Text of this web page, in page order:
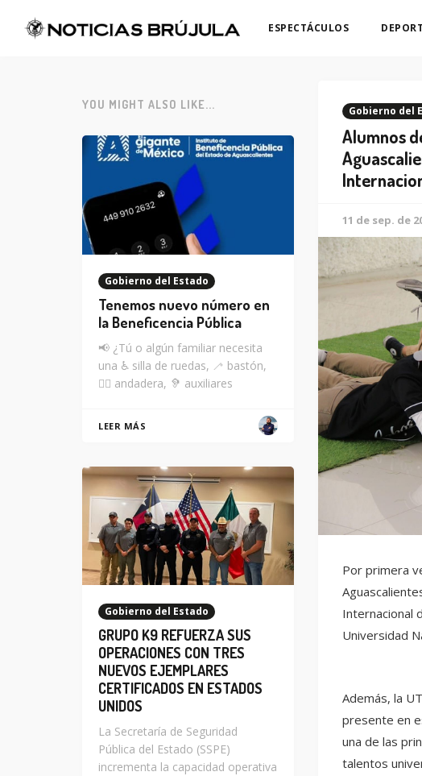
ESPECTÁCULOS
Gobierno del
Alumnos
11 de sep. de
Por primera
Internacional
Universidad
Además, la
presente en
una de las
talentos
YOU MIGHT ALSO LIKE...
Gobierno del Estado
Tenemos nuevo número en
la Beneficencia Pública
📢 ¿Tú o algún familiar necesita
una ♿ silla de ruedas, 🦯 bastón,
🚶‍♂️ andadera, 🦻 auxiliares
LEER MÁS
Gobierno del Estado
GRUPO K9 REFUERZA SUS
OPERACIONES CON TRES
NUEVOS EJEMPLARES
CERTIFICADOS EN ESTADOS
UNIDOS
La Secretaría de Seguridad
Pública del Estado (SSPE)
incrementa la capacidad operativa